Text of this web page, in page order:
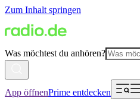
Zum Inhalt springen
Was möchtest du anhören?
App öffnenPrime entdecken